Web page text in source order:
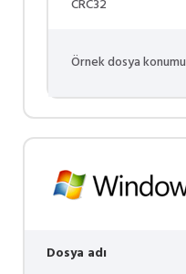
CRC32
Örnek dosya konumu
Dosya adı